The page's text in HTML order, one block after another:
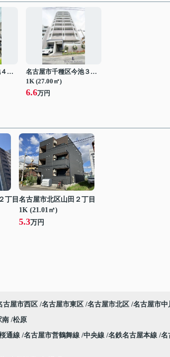
名古屋市千種区今池４丁目
名古屋市千種区今池３丁目
1K (27.00㎡)
6.6万円
丁目 名古屋市北区山田２丁目
1K (21.01㎡)
5.3万円
古屋市西区 名古屋市東区 名古屋市北区 名古屋市中
南 松原
通線 名古屋市営鶴舞線 中央線 名鉄名古屋本線 名